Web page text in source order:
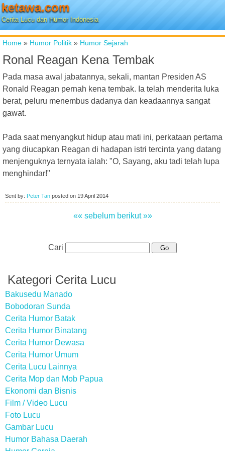
ketawa.com
Cerita Lucu dan Humor Indonesia
Home » Humor Politik » Humor Sejarah
Ronal Reagan Kena Tembak
Pada masa awal jabatannya, sekali, mantan Presiden AS
Ronald Reagan pernah kena tembak. Ia telah menderita luka
berat, peluru menembus dadanya dan keadaannya sangat
gawat.
Pada saat menyangkut hidup atau mati ini, perkataan pertama
yang diucapkan Reagan di hadapan istri tercinta yang datang
menjenguknya ternyata ialah: "O, Sayang, aku tadi telah lupa
menghindar!"
Sent by: Peter Tan posted on 19 April 2014
«« sebelum berikut »»
Cari
Kategori Cerita Lucu
Bakusedu Manado
Bobodoran Sunda
Cerita Humor Batak
Cerita Humor Binatang
Cerita Humor Dewasa
Cerita Humor Umum
Cerita Lucu Lainnya
Cerita Mop dan Mob Papua
Ekonomi dan Bisnis
Film / Video Lucu
Foto Lucu
Gambar Lucu
Humor Bahasa Daerah